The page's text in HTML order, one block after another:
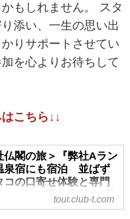
もしれません。 スタ
添い、一生の思い出
りサポートさせてい
を心よりお待ちして
こちら↓↓
仏閣の旅＞『弊社Aラン
泉宿にも宿泊 並ばず
コの口寄せ体験と専門
とめぐる恐山参拝 2日
東京駅出発】｜クラブ
tour.club-t.com